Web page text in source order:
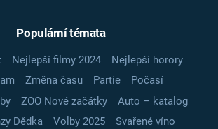
Populární témata
Nejlepší filmy 2024
Nejlepší horory
Změna času Partie
Počasí
ZOO Nové začátky
Auto – katalog
Dědka
Volby 2025
Svařené víno